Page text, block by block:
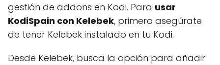
gestión de addons en Kodi. Para usar
KodiSpain con Kelebek, primero asegúrate
de tener Kelebek instalado en tu Kodi.
Desde Kelebek, busca la opción para añadir